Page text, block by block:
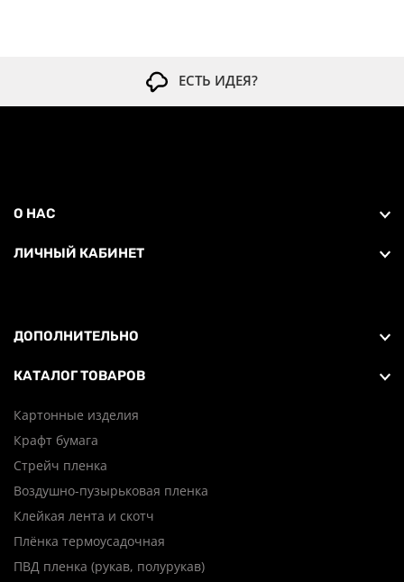
ЕСТЬ ИДЕЯ?
О НАС
ЛИЧНЫЙ КАБИНЕТ
ДОПОЛНИТЕЛЬНО
КАТАЛОГ ТОВАРОВ
Картонные изделия
Крафт бумага
Стрейч пленка
Воздушно-пузырьковая пленка
Клейкая лента и скотч
Плёнка термоусадочная
ПВД пленка (рукав, полурукав)